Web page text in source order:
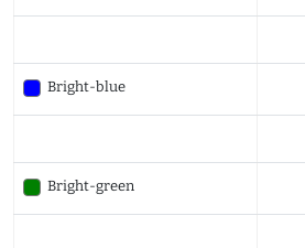
Bright-blue
Bright-green